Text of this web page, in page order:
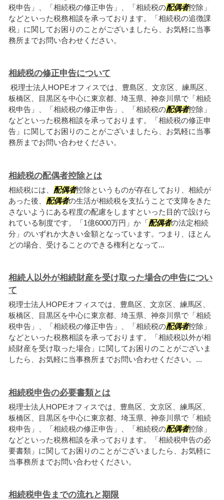
税申告」、「相続税の修正申告」、「相続税の配偶者控除」
などといった税務相談を承っております。「相続税の追徴課
税」に関してお困りのことがございましたら、お気軽に当事
務所までお問い合わせください。
相続税の修正申告について
税理士法人HOPEオフィスでは、豊島区、文京区、練馬区、
板橋区、目黒区を中心に東京都、埼玉県、神奈川県で「相続
税申告」、「相続税の修正申告」、「相続税の配偶者控除」
などといった税務相談を承っております。「相続税の修正申
告」に関してお困りのことがございましたら、お気軽に当事
務所までお問い合わせください。
相続税の配偶者控除とは
相続税には、 配偶者控除というものが存在しており、相続が
あった後、 配偶者の生活が相続税を支払うことで支障をきた
さないようにある程度の配慮をしますといった目的で設けら
れている制度です。「1億6000万円」か「配偶者の法定相続
分」のいずれか大きい金額となっています。つまり、ほとん
どの場合、受けることのできる権利となって...
相続人以外が相続財産を受け取った場合の申告につい
て
税理士法人HOPEオフィスでは、豊島区、文京区、練馬区、
板橋区、目黒区を中心に東京都、埼玉県、神奈川県で「相続
税申告」、「相続税の修正申告」、「相続税の配偶者控除」
などといった税務相談を承っております。「相続税以外が相
続財産を受け取った場合」に関してお困りのことがございま
したら、お気軽に当事務所までお問い合わせください。...
相続税申告の必要書類とは
税理士法人HOPEオフィスでは、豊島区、文京区、練馬区、
板橋区、目黒区を中心に東京都、埼玉県、神奈川県で「相続
税申告」、「相続税の修正申告」、「相続税の配偶者控除」
などといった税務相談を承っております。「相続税申告の必
要書類」に関してお困りのことがございましたら、お気軽に
当事務所までお問い合わせください。
相続税申告までの流れと期限